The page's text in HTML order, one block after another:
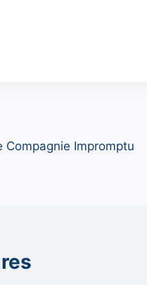
Compagnie Impromptu